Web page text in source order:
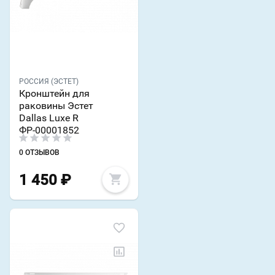
РОССИЯ (ЭСТЕТ)
Кронштейн для
раковины Эстет
Dallas Luxe R
ФР-00001852
0 ОТЗЫВОВ
1 450 ₽